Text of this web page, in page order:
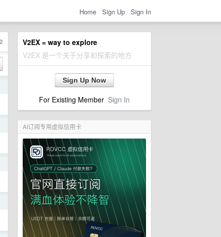
Home Sign Up Sign In
V2EX = way to explore
V2EX 是一个关于分享和探索的地方
Sign Up Now
For Existing Member Sign In
AI订阅专用虚拟信用卡